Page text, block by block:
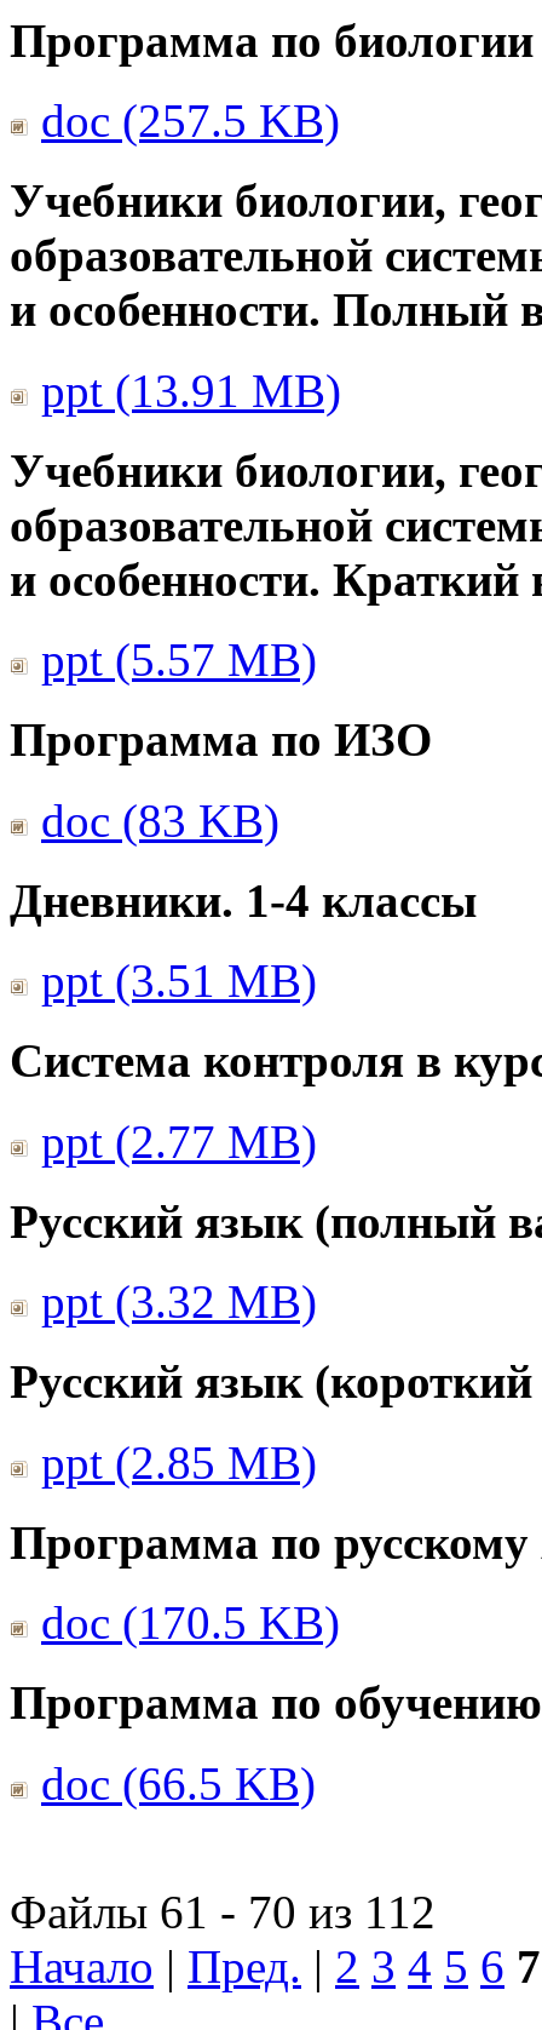
Программа по биологии
doc (257.5 KB)
Учебники биологии,
образовательной
и особенности. Полный
ppt (13.91 MB)
Учебники биологии,
образовательной
и особенности. Краткий
ppt (5.57 MB)
Программа по ИЗО
doc (83 KB)
Дневники. 1-4 классы
ppt (3.51 MB)
Система контроля в
ppt (2.77 MB)
Русский язык (полный
ppt (3.32 MB)
Русский язык
ppt (2.85 MB)
Программа по русскому
doc (170.5 KB)
Программа по
doc (66.5 KB)
Файлы 61 - 70 из 112
Начало | Пред. | 2 3 4 5 6 7